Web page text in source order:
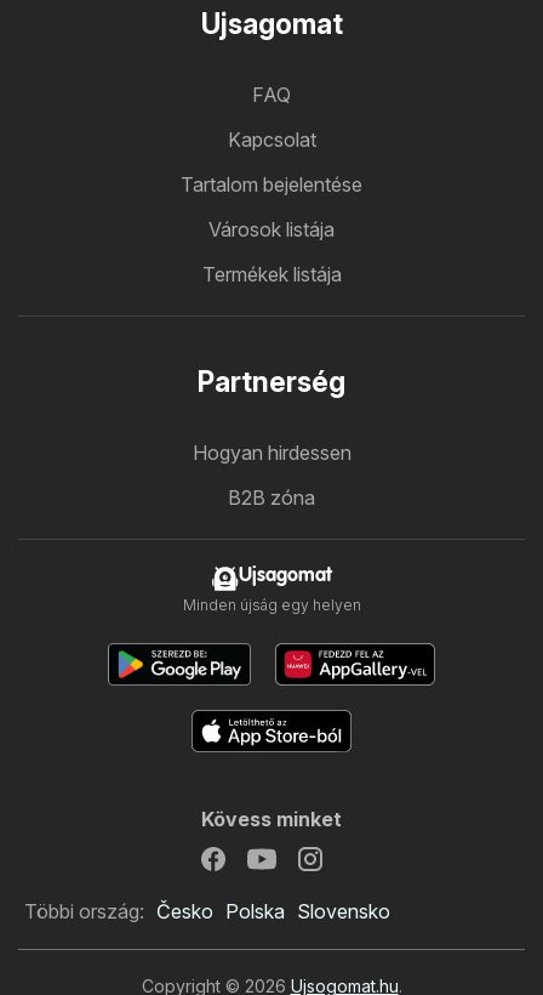
Ujsagomat
FAQ
Kapcsolat
Tartalom bejelentése
Városok listája
Termékek listája
Partnerség
Hogyan hirdessen
B2B zóna
Ujsagomat
Minden újság egy helyen
Kövess minket
Többi ország: Česko Polska Slovensko
Copyright © 2026 Ujsogomat.hu.